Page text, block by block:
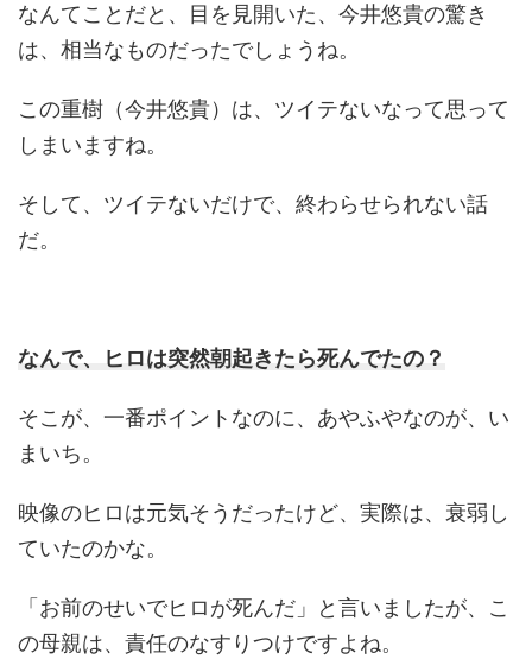
なんてことだと、目を見開いた、 今井悠貴の驚き
は、相当なものだったでしょうね。
この重樹（今井悠貴）は、ツイテないなって思って
しまいますね。
そして、ツイテないだけで、終わらせられない話
だ。
なんで、ヒロは突然朝起きたら死んでたの？
そこが、一番ポイントなのに、あやふやなのが、い
まいち。
映像のヒロは元気そうだったけど、実際は、衰弱し
ていたのかな。
「お前のせいでヒロが死んだ」と言いましたが、こ
の母親は、責任のなすりつけですよね。